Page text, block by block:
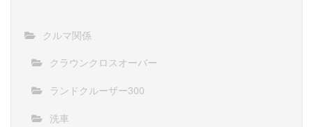
クルマ関係
クラウンクロスオーバー
ランドクルーザー300
洗車